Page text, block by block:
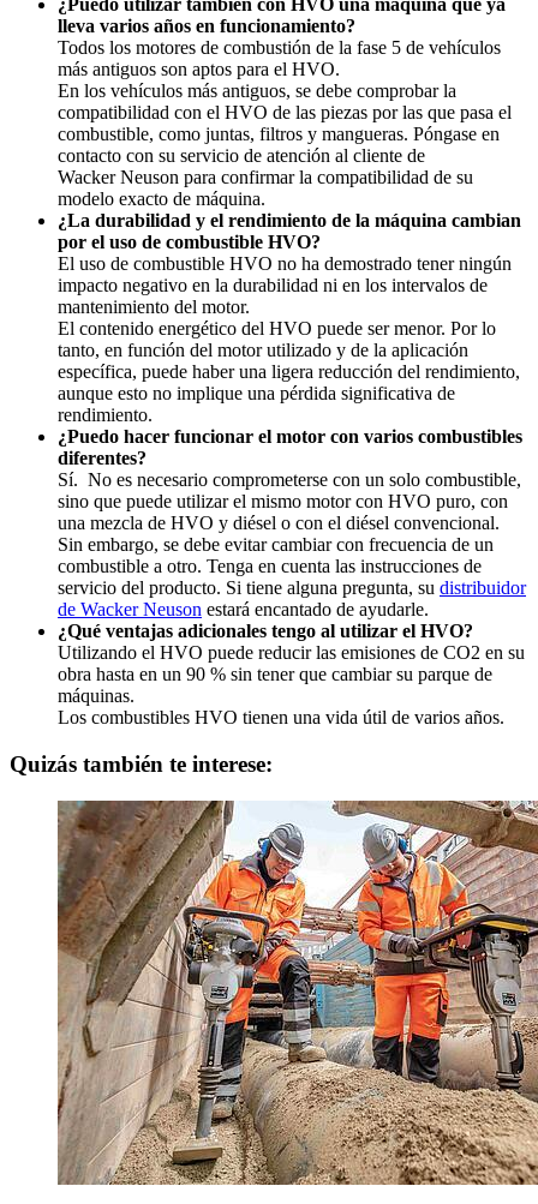
¿Puedo utilizar también con HVO una máquina que ya
lleva varios años en funcionamiento?
Todos los motores de combustión de la fase 5 de vehículos
más antiguos son aptos para el HVO.
En los vehículos más antiguos, se debe comprobar la
compatibilidad con el HVO de las piezas por las que pasa el
combustible, como juntas, filtros y mangueras. Póngase en
contacto con su servicio de atención al cliente de
Wacker Neuson para confirmar la compatibilidad de su
modelo exacto de máquina.
¿La durabilidad y el rendimiento de la máquina cambian
por el uso de combustible HVO?
El uso de combustible HVO no ha demostrado tener ningún
impacto negativo en la durabilidad ni en los intervalos de
mantenimiento del motor.
El contenido energético del HVO puede ser menor. Por lo
tanto, en función del motor utilizado y de la aplicación
específica, puede haber una ligera reducción del rendimiento,
aunque esto no implique una pérdida significativa de
rendimiento.
¿Puedo hacer funcionar el motor con varios combustibles
diferentes?
Sí. No es necesario comprometerse con un solo combustible,
sino que puede utilizar el mismo motor con HVO puro, con
una mezcla de HVO y diésel o con el diésel convencional.
Sin embargo, se debe evitar cambiar con frecuencia de un
combustible a otro. Tenga en cuenta las instrucciones de
servicio del producto. Si tiene alguna pregunta, su distribuidor
de Wacker Neuson estará encantado de ayudarle.
¿Qué ventajas adicionales tengo al utilizar el HVO?
Utilizando el HVO puede reducir las emisiones de CO2 en su
obra hasta en un 90 % sin tener que cambiar su parque de
máquinas.
Los combustibles HVO tienen una vida útil de varios años.
Quizás también te interese: